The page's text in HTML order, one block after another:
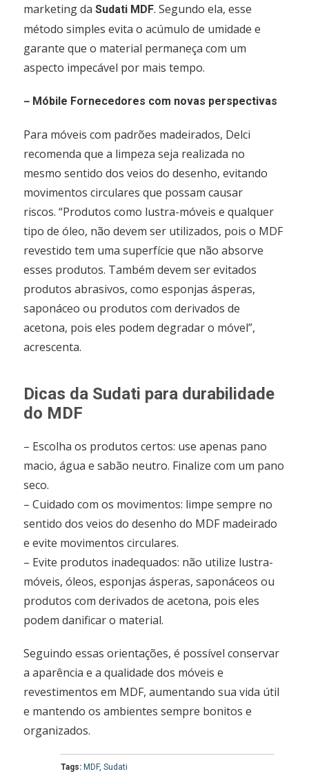
marketing daSudati MDF. Segundo ela, esse
método simples evita o acúmulo de umidade e
garante que o material permaneça com um
aspecto impecável por mais tempo.
– Móbile Fornecedores com novas perspectivas
Para móveis com padrões madeirados, Delci
recomenda que a limpeza seja realizada no
mesmo sentido dos veios do desenho, evitando
movimentos circulares que possam causar
riscos. “Produtos como lustra-móveis e qualquer
tipo de óleo, não devem ser utilizados, pois o MDF
revestido tem uma superfície que não absorve
esses produtos. Também devem ser evitados
produtos abrasivos, como esponjas ásperas,
saponáceo ou produtos com derivados de
acetona, pois eles podem degradar o móvel”,
acrescenta.
Dicas da Sudati para durabilidade
do MDF
– Escolha os produtos certos: use apenas pano
macio, água e sabão neutro. Finalize com um pano
seco.
– Cuidado com os movimentos: limpe sempre no
sentido dos veios do desenho do MDF madeirado
e evite movimentos circulares.
– Evite produtos inadequados: não utilize lustra-
móveis, óleos, esponjas ásperas, saponáceos ou
produtos com derivados de acetona, pois eles
podem danificar o material.
Seguindo essas orientações, é possível conservar
a aparência e a qualidade dos móveis e
revestimentos em MDF, aumentando sua vida útil
e mantendo os ambientes sempre bonitos e
organizados.
Tags: MDF, Sudati